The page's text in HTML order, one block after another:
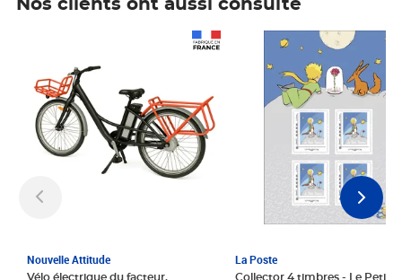
Nos clients ont aussi consulté
Nouvelle Attitude
Vélo électrique du facteur,
La Poste
Collector 4 timbres - Le Petit
Prix 6,25€ HT